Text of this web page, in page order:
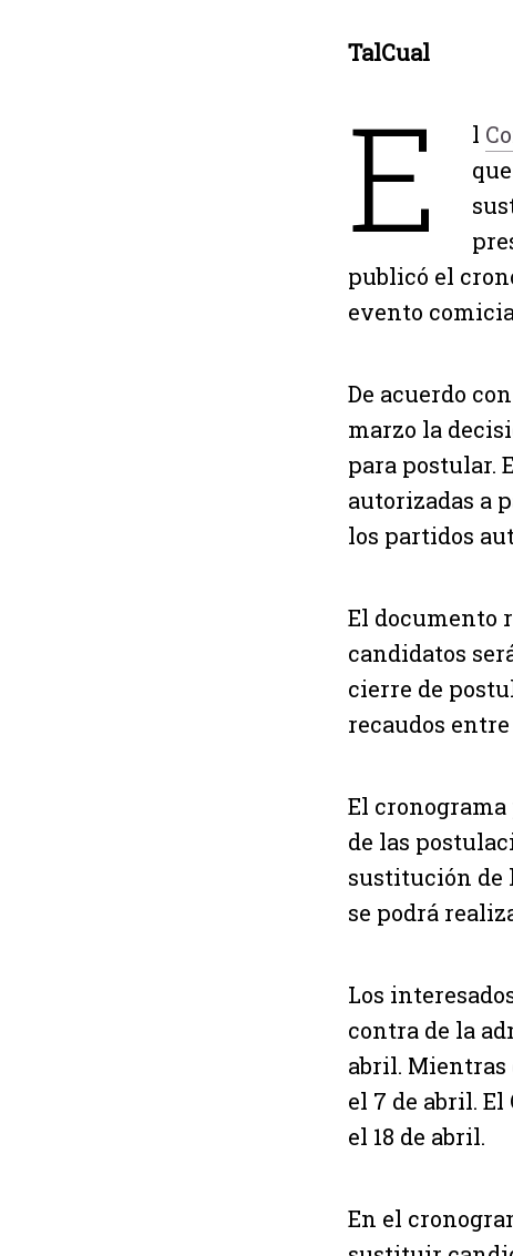
TalCual
E l
publicó el
evento
De acuerdo
marzo la
para postular.
autorizadas a
los partidos
El documento
candidatos
cierre de
recaudos
El cronograma
de las
sustitución de
se podrá
Los
contra de la
abril. Mientras
el 7 de abril.
el 18 de abril.
En el